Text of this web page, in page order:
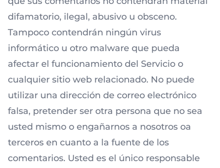
difamatorio, ilegal, abusivo u obsceno.
Tampoco contendrán ningún virus
informático u otro malware que pueda
afectar el funcionamiento del Servicio o
cualquier sitio web relacionado. No puede
utilizar una dirección de correo electrónico
falsa, pretender ser otra persona que no sea
usted mismo o engañarnos a nosotros oa
terceros en cuanto a la fuente de los
comentarios. Usted es el único responsable